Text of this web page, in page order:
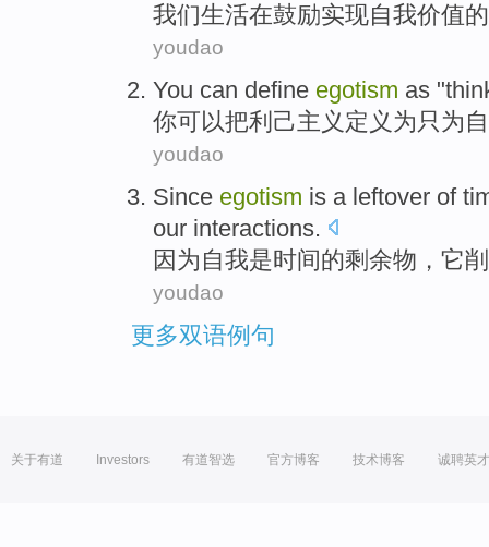
我们生活在鼓励实现自我价值的
youdao
You can define egotism as "
你可以把利己主义 定义 为只为
youdao
Since egotism is a leftover of
our interactions.
因为 自我是时间的剩余物 ， 它
youdao
更多双语例句
关于有道 Investors 有道智选 官方博客 技术博客 诚聘英才